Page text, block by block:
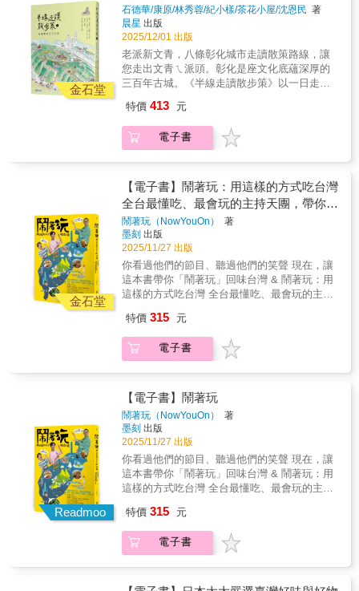
是檜木建造的日式老車站、昔日運糖的轉運
站、鄰近老庄聚落的車站、從繁華都市退役的
車站等等，這些小小車站都有著值得前來造訪
的人文故事、美麗風景，等待著你再次搭上列
車，穿過山洞、馳騁平原，將台灣的山海景色
盡收眼底，在「這一站」下車，展開全新的旅
之美▍到花蓮富里造訪花東縱谷產米大鎮，一
探以「大地的穀倉」全新姿態登場的富里車
站……▍到台東太麻里被譽為台灣最美的多良
車站，飽覽一望無遺的海景，感受時間彷彿暫
停的寧靜……▍到苗栗大山，探索檜木建造的
日風老車站，木造結構樑柱、灰白夯土牆，小
圓窗裡透進的光塵，訴說著時間的歲月感……
再次搭上火車，各站停靠，重訪記憶中或者從
未探訪過的車站；有些活在青春記憶裡的車站
面貌悄悄改變了，有些車站變得新穎、有的則
地圖上默默消失。隨著台鐵車站捷運化、系統
重新編制，本書全新收錄66個台鐵車站，不論
是檜木建造的日式老車站、昔日運糖的轉運
站、鄰近老庄聚落的車站、從繁華都市退役的
車站等等，這些小小車站都有著值得前來造訪
的人文故事、美麗風景，等待著你再次搭上列
車，穿過山洞、馳騁平原，將台灣的山海景色
盡收眼底，在「這一站」下車，展開全新的旅
金石堂
石德華/康原/林秀蓉/紀小樣/茶花小屋/沈恩民 著
晨星 出版
2025/12/01 出版
老派新文青，八條彰化城市走讀散策路線，讓
您走出文青ㄟ派頭。彰化是座文化底蘊深厚的
三百年古城。《半線走讀散步策》以一日走讀
壇、員林）的歷史／建築／飲食及文學多元景
點，並以手繪插圖畫出彰化城市歷史與人文風
土，讓城市旅遊走出濃厚的文創風味。◆收錄
彰化古城。◆特別以老派新文青，走踏半線文
人步履來介紹文學家的生活足跡：邀請知名跨
世代文學家如磺溪新文學獎得主林秀蓉、在地
文史學者康原、梁實秋散文得主石德華、新詩
詩人紀小樣，化身為彰化文學走讀導覽達人，
帶領讀者從文學旅遊的角度認識建縣三百年的
彰化古城，並以文學家之眼導覽最精彩的彰化
文化角落與文學地景。◆最流行的零碳走讀文
旅：知名自行車旅行作家茶花小屋，規劃從彰
化火車站為起點，騎行串連全臺灣最具挑戰的
史歷史古蹟之旅，也能零碳永續。◆別具人文
溫度的手繪地圖及插畫：更特邀第四十五屆金
鼎獎得獎繪者沈恩民回到故鄉彰化，不僅繪製
創手繪插畫，圖解彰化不可不知的磺溪文學
家、半線知識通、半線食之味、半線賞生態，
讓城市之旅不僅別具人文溫度，更滿溢文創風
味。本書特色1.八條最具特色的彰化旅遊散步
路線。以文學走讀、生態走讀、文創新旅走讀
三種視角，帶領讀者好好認識彰化古城。2.六
位跨世代文學家／旅遊作家／文創旅者，走出
特價 413 元
電子書
金石堂
【電子書】鬧著玩：用這樣的方式吃台灣
全台最懂吃、最會玩的主持天團，帶你走
進隱藏版的台灣！
鬧著玩（NowYouOn）
著
墨刻 出版
2025/11/27 出版
你看過他們的節目、聽過他們的笑聲 現在，讓
這本書帶你「鬧著玩」回味台灣 & 鬧著玩：用
這樣的方式吃台灣 全台最懂吃、最會玩的主持
不僅是一個節目名稱，更是一種生活態度：用
自己的方式吃台灣，玩出台灣味。這本書是主
持群多年走訪全台北部、中部、南部、東部17
點」──從都市巷弄裡默默經營的小館，到山海
之間低調卻驚豔的隱藏版美食，他們以不同視
角，將最在地的滋味帶到讀者眼前。 & 在每一
間店裡，他們細心聆聽老闆的故事。有人傳承
了三代，只為守住一碗家傳滋味；有人日復一
日堅持挑選當令食材，從備料、烹煮到最後的
擺盤，都不容妥協。這些看似簡單的堅持，背
後是一種永保初心、全力以赴的職人精神
&mdash;&mdash;只為了把最好的一道菜，端
持風格，把嚴肅的「美食探索」變得輕鬆有
趣。你會跟著他們的笑聲一起走進巷弄，也會
在字裡行間，感受到職人對料理的執著與用
特價 315 元
電子書
Readmoo
【電子書】鬧著玩
鬧著玩（NowYouOn）
著
墨刻 出版
2025/11/27 出版
你看過他們的節目、聽過他們的笑聲 現在，讓
這本書帶你「鬧著玩」回味台灣 & 鬧著玩：用
這樣的方式吃台灣 全台最懂吃、最會玩的主持
不僅是一個節目名稱，更是一種生活態度：用
自己的方式吃台灣，玩出台灣味。這本書是主
持群多年走訪全台北部、中部、南部、東部17
特價 315 元
電子書